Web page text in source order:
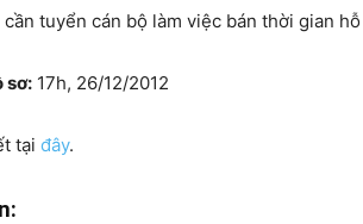
cần tuyển cán bộ làm việc bán thời gian
sơ: 17h, 26/12/2012
tại đây.